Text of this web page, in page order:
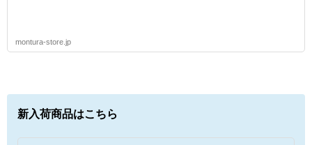
montura-store.jp
新入荷商品はこちら